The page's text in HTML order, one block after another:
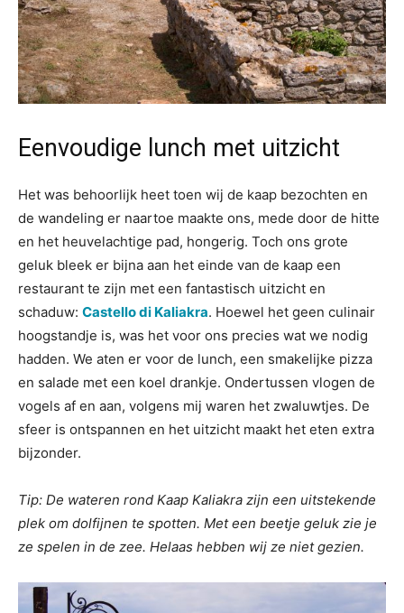
Eenvoudige lunch met uitzicht
Het was behoorlijk heet toen wij de kaap bezochten en
de wandeling er naartoe maakte ons, mede door de hitte
en het heuvelachtige pad, hongerig. Toch ons grote
geluk bleek er bijna aan het einde van de kaap een
restaurant te zijn met een fantastisch uitzicht en
schaduw: Castello di Kaliakra. Hoewel het geen culinair
hoogstandje is, was het voor ons precies wat we nodig
hadden. We aten er voor de lunch, een smakelijke pizza
en salade met een koel drankje. Ondertussen vlogen de
vogels af en aan, volgens mij waren het zwaluwtjes. De
sfeer is ontspannen en het uitzicht maakt het eten extra
bijzonder.
Tip: De wateren rond Kaap Kaliakra zijn een uitstekende
plek om dolfijnen te spotten. Met een beetje geluk zie je
ze spelen in de zee. Helaas hebben wij ze niet gezien.